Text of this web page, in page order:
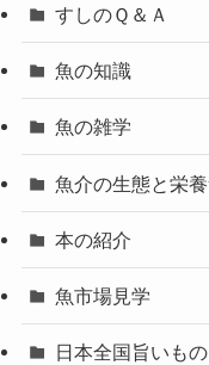
すしのＱ＆Ａ
魚の知識
魚の雑学
魚介の生態と栄
本の紹介
魚市場見学
日本全国旨いもの